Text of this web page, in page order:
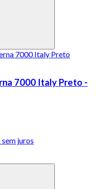
7000 Italy Preto -
juros